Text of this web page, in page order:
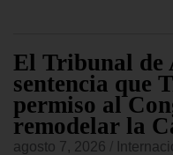
El Tribunal de
sentencia que
permiso al
remodelar la
agosto 7, 2026